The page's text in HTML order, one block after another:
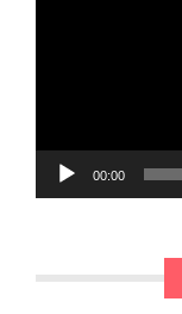
00:00